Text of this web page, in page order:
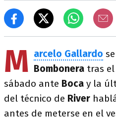
M arcelo Gallardo
Bombonera tras
sábado ante Boca y la
del técnico de River
antes de meterse en el